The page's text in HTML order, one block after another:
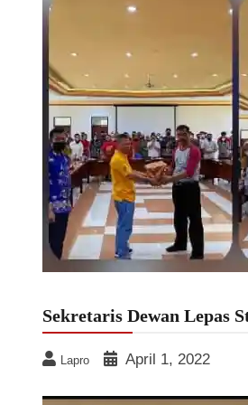
Sekretaris Dewan Lepas
Lapro April 1, 2022